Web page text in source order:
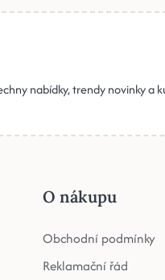
nabídky, trendy novinky a
O nákupu
Obchodní podmínky
Reklamační řád